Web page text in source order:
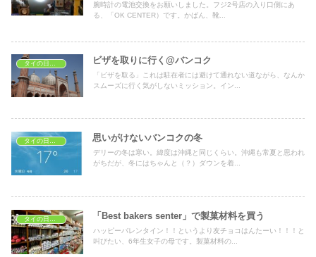
腕時計の電池交換をお願いしました。フジ2号店の入り口側にあ
る、「OK CENTER）です。かばん、靴...
タイの日常生活 ビザを取りに行く@バンコク
「ビザを取る」これは駐在者には避けて通れない道ながら、なんか
スムーズに行く気がしないミッション。イン...
思いがけないバンコクの冬
デリーの冬は寒い。緯度は沖縄と同じくらい。沖縄も常夏と思われ
がちだが、冬にはちゃんと（？）ダウンを着...
タイの日常生活 「Best bakers senter」で製菓材料を買う
ハッピーバレンタイン！！というより友チョコはんたーい！！！と
叫びたい、6年生女子の母です。製菓材料の...